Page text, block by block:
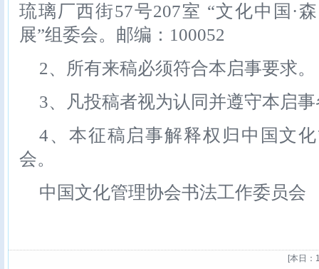
琉璃厂西街57号207室 “文化中国·
展”组委会。邮编：100052
2、所有来稿必须符合本启事要求。
3、凡投稿者视为认同并遵守本启
4、本征稿启事解释权归中国文
会。
中国文化管理协会书法工作委员会
[本日：